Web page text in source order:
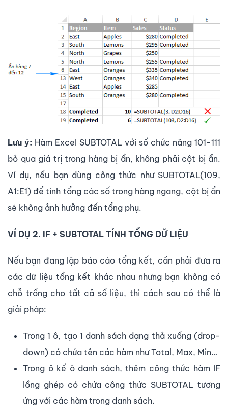
Lưu ý: Hàm Excel SUBTOTAL với số chức năng 101-111
bỏ qua giá trị trong hàng bị ẩn, không phải cột bị ẩn.
Ví dụ, nếu bạn dùng công thức như SUBTOTAL(109,
A1:E1) để tính tổng các số trong hàng ngang, cột bị ẩn
sẽ không ảnh hưởng đến tổng phụ.
VÍ DỤ 2. IF + SUBTOTAL TÍNH TỔNG DỮ LIỆU
Nếu bạn đang lập báo cáo tổng kết, cần phải đưa ra
các dữ liệu tổng kết khác nhau nhưng bạn không có
chỗ trống cho tất cả số liệu, thì cách sau có thể là
giải pháp:
Trong 1 ô, tạo 1 danh sách dạng thả xuống (drop-
down) có chứa tên các hàm như Total, Max, Min…
Trong ô kế ô danh sách, thêm công thức hàm IF
lồng ghép có chứa công thức SUBTOTAL tương
ứng với các hàm trong danh sách.